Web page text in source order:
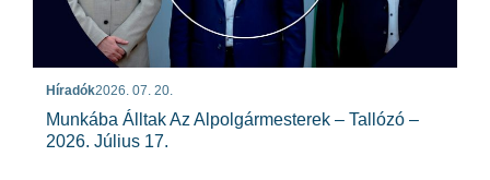
Híradók2026. 07. 20.
Munkába Álltak Az Alpolgármesterek – Tallózó –
2026. Július 17.